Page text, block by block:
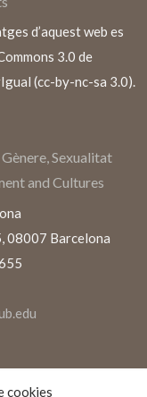
d’aquest web es
3.0 de
(cc-by-nc-sa 3.0).
Sexualitat
and Cultures
08007 Barcelona
cookies